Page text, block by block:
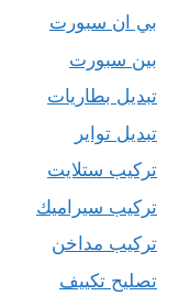
بي ان سبورت
بين سبورت
تبديل بطاريات
تبديل تواير
تركيب ستلايت
تركيب سيراميك
تركيب مداخن
تصليح تكييف